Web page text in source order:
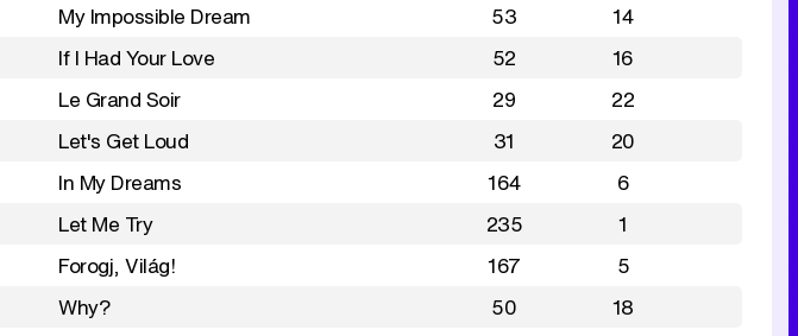
My Impossible Dream 53 14
If I Had Your Love 52 16
Le Grand Soir 29 22
Let's Get Loud 31 20
In My Dreams 164 6
Let Me Try 235 1
Forogj, Világ! 167 5
Why? 50 18